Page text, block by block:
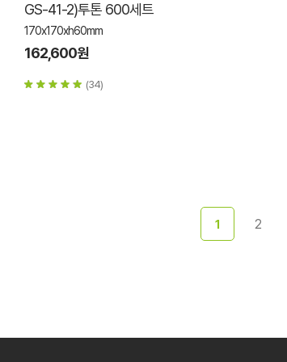
GS-41-2)투톤 600세트
170x170xh60mm
162,600원
(34)
1 2